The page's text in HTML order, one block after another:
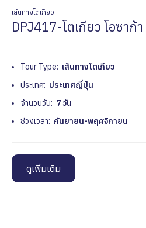
เส้นทางโตเกียว
DPJ417-โตเกียว โอซาก้
Tour Type: เส้นทางโตเกียว
ประเทศ: ประเทศญี่ปุ่น
จำนวนวัน: 7 วัน
ช่วงเวลา: กันยายน-พฤศจิกายน
ดูเพิ่มเติม